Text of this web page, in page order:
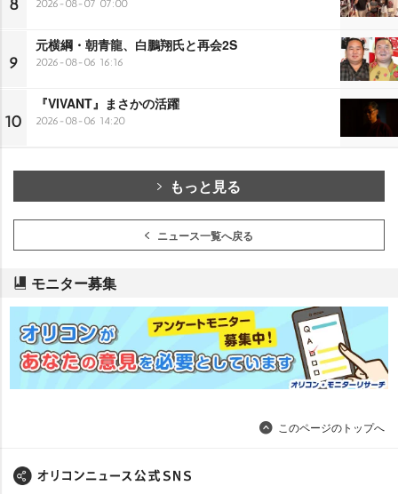
8 2026-08-07 07:00
9
元横綱・朝青龍、白鵬翔氏と再会2S
2026-08-06 16:16
10
『VIVANT』まさかの活躍
2026-08-06 14:20
もっと見る
ニュース一覧へ戻る
モニター募集
このページのトップへ